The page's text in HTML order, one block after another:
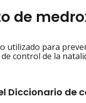
de
utilizado para
control de la
Diccionario de